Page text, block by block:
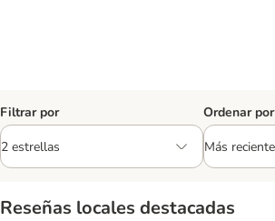
Filtrar por Ordenar por
Reseñas locales destacadas